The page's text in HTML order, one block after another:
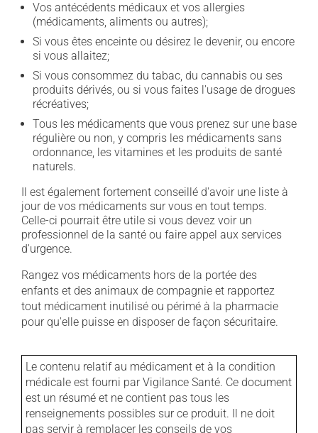
Vos antécédents médicaux et vos allergies
(médicaments, aliments ou autres);
Si vous êtes enceinte ou désirez le devenir, ou encore
si vous allaitez;
Si vous consommez du tabac, du cannabis ou ses
produits dérivés, ou si vous faites l'usage de drogues
récréatives;
Tous les médicaments que vous prenez sur une base
régulière ou non, y compris les médicaments sans
ordonnance, les vitamines et les produits de santé
naturels.
Il est également fortement conseillé d'avoir une liste à
jour de vos médicaments sur vous en tout temps.
Celle-ci pourrait être utile si vous devez voir un
professionnel de la santé ou faire appel aux services
d'urgence.
Rangez vos médicaments hors de la portée des
enfants et des animaux de compagnie et rapportez
tout médicament inutilisé ou périmé à la pharmacie
pour qu'elle puisse en disposer de façon sécuritaire.
Le contenu relatif au médicament et à la condition
médicale est fourni par Vigilance Santé. Ce document
est un résumé et ne contient pas tous les
renseignements possibles sur ce produit. Il ne doit
pas servir à remplacer les conseils de vos